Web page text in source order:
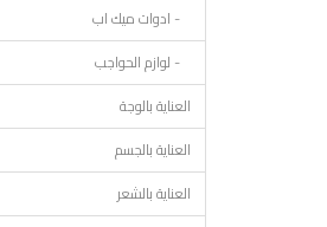
- ادوات ميك اب
- لوازم الحواجب
العناية بالوجة
العناية بالجسم
العناية بالشعر